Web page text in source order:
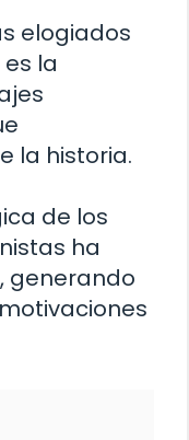
elogiados
la
la historia.
de los
ha
generando